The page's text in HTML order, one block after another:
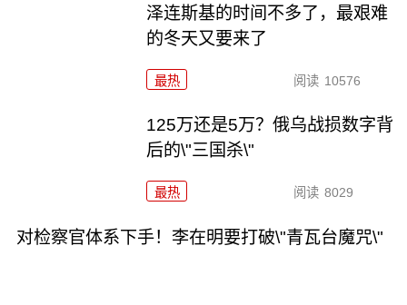
泽连斯基的时间不多了，最艰难
的冬天又要来了
最热 阅读 10576
125万还是5万？俄乌战损数字背
后的\"三国杀\"
最热 阅读 8029
对检察官体系下手！李在明要打破\"青瓦台魔咒\"